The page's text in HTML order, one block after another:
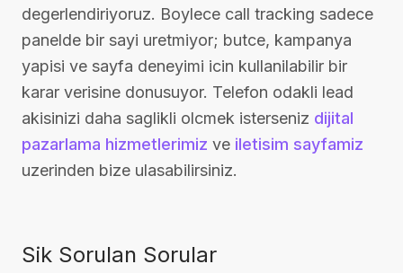
degerlendiriyoruz. Boylece call tracking sadece
panelde bir sayi uretmiyor; butce, kampanya
yapisi ve sayfa deneyimi icin kullanilabilir bir
karar verisine donusuyor. Telefon odakli lead
akisinizi daha saglikli olcmek isterseniz dijital
pazarlama hizmetlerimiz ve iletisim sayfamiz
uzerinden bize ulasabilirsiniz.
Sik Sorulan Sorular